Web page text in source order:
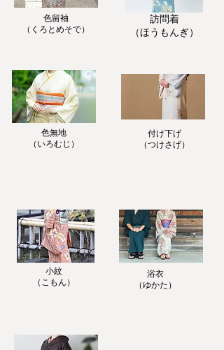
色留袖
​（くろとめそで）
訪問着
​（ほうもんぎ）
色無地
​（いろむじ）
付け下げ
​（つけさげ）
小紋
​（こもん）
浴衣
​（ゆかた）